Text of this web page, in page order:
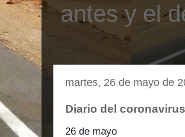
antes y el
martes, 26 de mayo de
Diario del
26 de mayo